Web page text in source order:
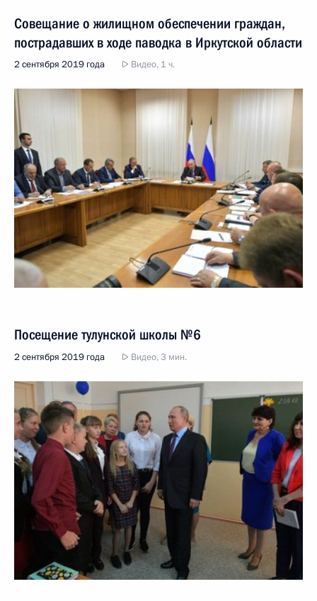
Совещание о жилищном обеспечении граждан,
пострадавших в ходе паводка в Иркутской области
2 сентября 2019 года Видео, 1 ч.
Посещение тулунской школы №6
2 сентября 2019 года Видео, 3 мин.